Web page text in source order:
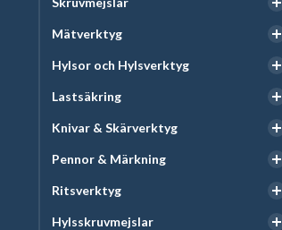
Mätverktyg
Hylsor och Hylsverktyg
Lastsäkring
Knivar & Skärverktyg
Pennor & Märkning
Ritsverktyg
Hylsskruvmejslar